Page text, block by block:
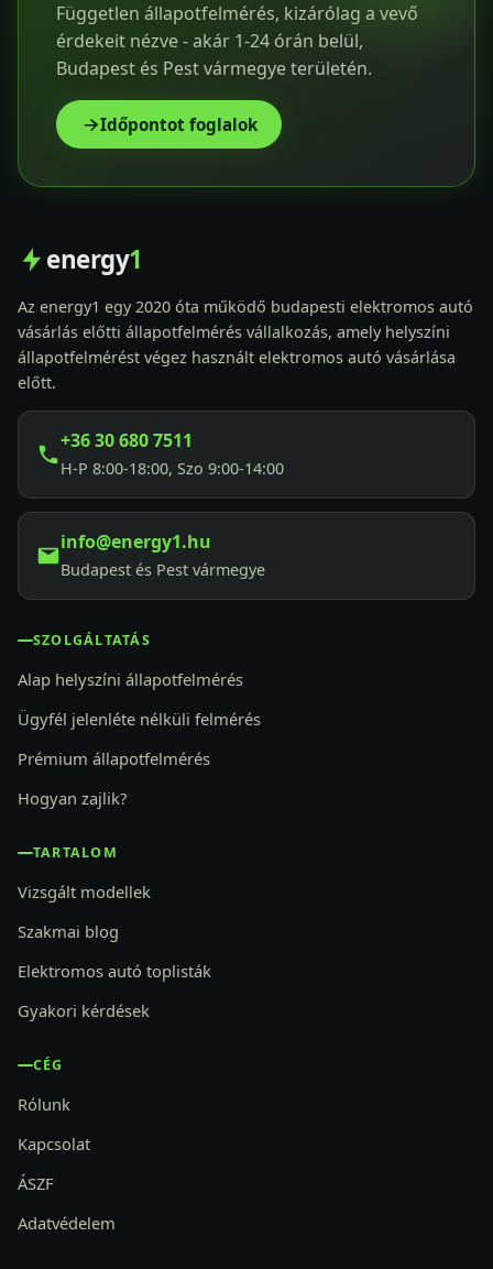
Független állapotfelmérés, kizárólag a vevő
érdekeit nézve - akár 1-24 órán belül,
Budapest és Pest vármegye területén.
Időpontot foglalok
energy1
Az energy1 egy 2020 óta működő budapesti elektromos autó
vásárlás előtti állapotfelmérés vállalkozás, amely helyszíni
állapotfelmérést végez használt elektromos autó vásárlása
előtt.
+36 30 680 7511
H-P 8:00-18:00, Szo 9:00-14:00
info@energy1.hu
Budapest és Pest vármegye
SZOLGÁLTATÁS
Alap helyszíni állapotfelmérés
Ügyfél jelenléte nélküli felmérés
Prémium állapotfelmérés
Hogyan zajlik?
TARTALOM
Vizsgált modellek
Szakmai blog
Elektromos autó toplisták
Gyakori kérdések
CÉG
Rólunk
Kapcsolat
ÁSZF
Adatvédelem